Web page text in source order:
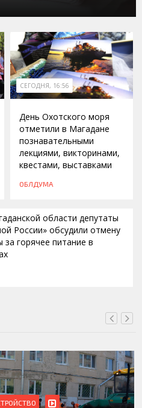
СЕГОДНЯ, 16:56
День Охотского моря
отметили в Магадане
познавательными
лекциями, викторинами,
квестами, выставками
ОБЛДУМА
области депутаты
России» обсудили отмену
за горячее питание в